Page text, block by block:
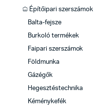
Építőipari szerszámok
Balta-fejsze
Burkoló termékek
Faipari szerszámok
Földmunka
Gázégők
Hegesztéstechnika
Kéménykefék